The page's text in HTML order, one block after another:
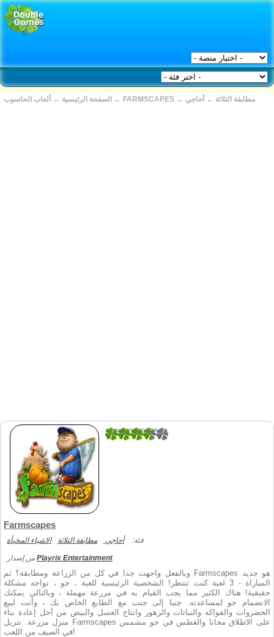
الصفحة الرئيسية ← ألعاب الحاسوب ← FARMSCAPES ← مطابقة الثلاثة ← أحاجي
3.2826086956522
Farmscapes
فئة: أحاجي مطابقة الثلاثة الاشياء المخبأة
Playrix Entertainment
وبالفعل واجهت جدا في كل من الزراعة ومطابقة؟ ثم Farmscapes هو جديد
المباراة - 3 لعبة كنت تنتظر! الشخصية الرئيسية للعبة ، جو ، تواجه مشكلة
حقيقية! هناك الكثير مما يجب القيام به في مزرعة مهملة ، وبالتالي يمكنك
الانضمام جو لمساعدته. جنبا إلى جنب مع الطابع الخاص بك ، وأنت لبيع
الخضروات والفواكه والنباتات والزهور وانتاج العسل والبيض من أجل إعادة بناء
منزل مزرعة. تنزيل Farmscapes على الاطلاق مجانا والغطس في جو مشمس
في الصيف من اللعب!